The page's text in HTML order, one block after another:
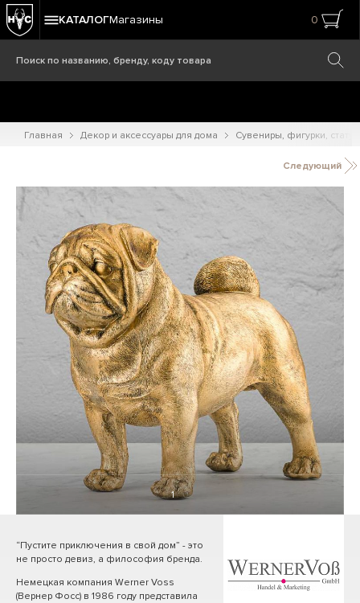
КАТАЛОГМагазины 0
Главная Декор и аксессуары для дома Сувениры, фигурки,
Следующий
1/ 0
“Пустите приключения в свой дом” - это
не просто девиз, а философия бренда.
Немецкая компания Werner Voss
(Вернер Фосс) в 1986 году представила